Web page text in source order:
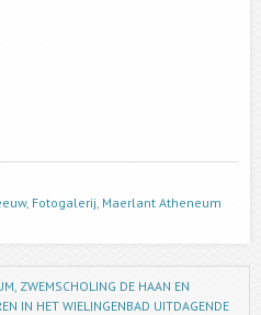
, Fotogalerij Maerlant Atheneum
ZWEMSCHOLING DE HAAN EN
IN HET WIELINGENBAD UITDAGENDE